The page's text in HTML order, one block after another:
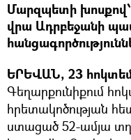
Մարզպետի
վրա Ադրբեջանի
ԵՐԵՎԱՆ, 23
Գեղարքունիքում
հրետակոծության
ստացած 52-ամյա